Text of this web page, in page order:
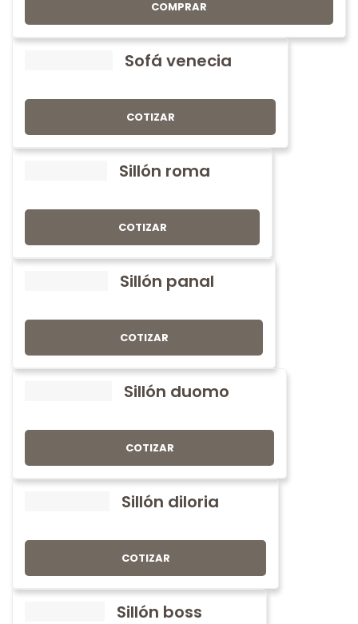
COMPRAR
Sofá venecia
COTIZAR
Sillón roma
COTIZAR
Sillón panal
COTIZAR
Sillón duomo
COTIZAR
Sillón diloria
COTIZAR
Sillón boss